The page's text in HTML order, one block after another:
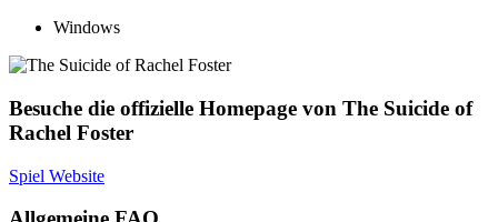
Windows
Besuche die offizielle Homepage von The Suicide of
Rachel Foster
Spiel Website